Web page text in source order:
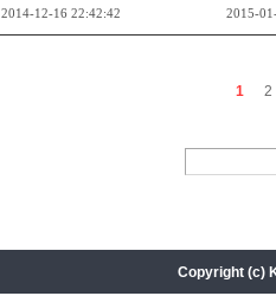
2014-12-16 22:42:42 2015-
1 2
Copyright (c)